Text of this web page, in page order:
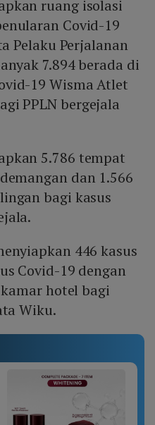
ruang isolasi
Covid-19
Pelaku Perjalanan
7.894 berada di
19 Wisma Atlet
PPLN bergejala
5.786 tempat
dan 1.566
bagi kasus
446 kasus
Covid-19 dengan
hotel bagi
Wiku.